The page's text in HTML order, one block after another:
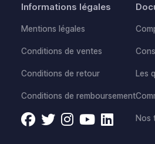
Informations légales
Mentions légales
Conditions de ventes
Conditions de retour
Conditions de remboursement
Les
Nos